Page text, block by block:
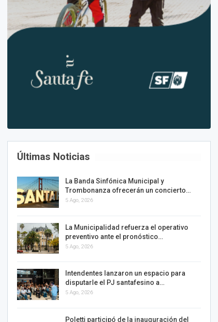
Últimas Noticias
La Banda Sinfónica Municipal y
Trombonanza ofrecerán un concierto…
5 Ago, 2026
La Municipalidad refuerza el operativo
preventivo ante el pronóstico…
5 Ago, 2026
Intendentes lanzaron un espacio para
disputarle el PJ santafesino a…
5 Ago, 2026
Poletti participó de la inauguración del